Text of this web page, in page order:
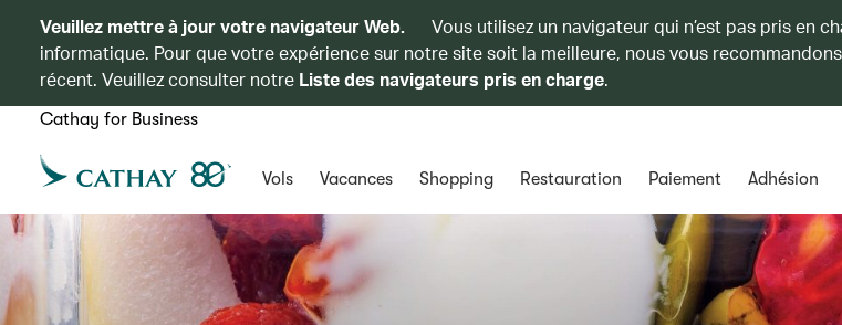
Veuillez mettre à jour votre navigateur Web.
Vous utilisez un navigateur qui n’est pas pris en
informatique. Pour que votre expérience sur notre site soit la meilleure, nous vous
récent. Veuillez consulter notre Liste des navigateurs pris en charge.
Cathay for Business
Vols Vacances Shopping Restauration Paiement Adhésion